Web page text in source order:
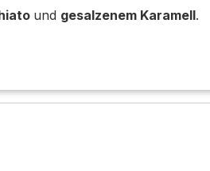
und gesalzenem Karamell.